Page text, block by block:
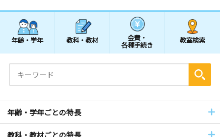
年齢・学年 教科・教材 会費・
各種手続き
教室検索
年齢・学年ごとの特長
教科・教材ごとの特長